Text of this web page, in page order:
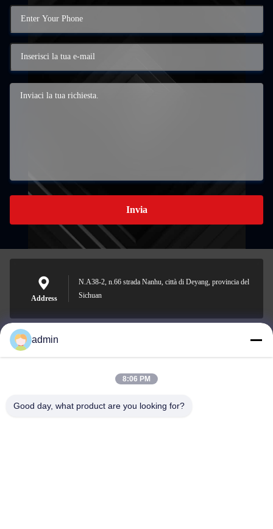
Invia
Address
N.A38-2, n.66 strada Nanhu, città di Deyang, provincia del
Sichuan
Nero@enlaibio.com
admin
8:06 PM
Good day, what product are you looking for?